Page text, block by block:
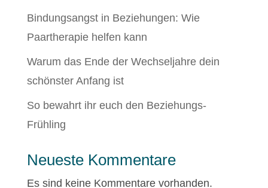
Bindungsangst in Beziehungen: Wie
Paartherapie helfen kann
Warum das Ende der Wechseljahre dein
schönster Anfang ist
So bewahrt ihr euch den Beziehungs-
Frühling
Neueste Kommentare
Es sind keine Kommentare vorhanden.